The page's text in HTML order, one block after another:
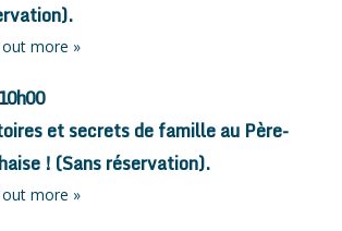
out more »
10h00
et secrets de famille au Père-
! (Sans réservation).
out more »